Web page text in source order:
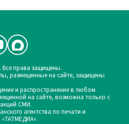
Все права защищены.
размещенные на сайте, защищены
и распространение в любом
на сайте, возможна только с
СМИ.
агентства по печати и